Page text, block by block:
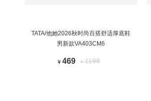
TATA/他她2026秋时尚百搭舒适厚底鞋
男新款VA403CM6
¥ 469 ¥1199